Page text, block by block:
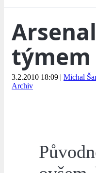
týmem
3.2.2010 18:09 | Michal
Archiv